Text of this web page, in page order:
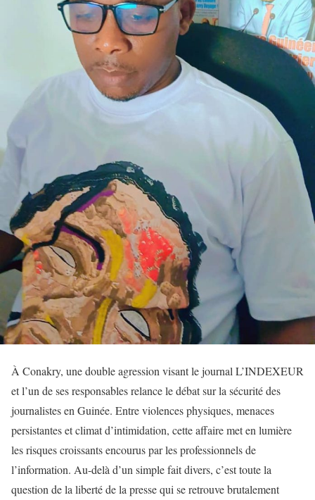
À Conakry, une double agression visant le journal L’INDEXEUR
et l’un de ses responsables relance le débat sur la sécurité des
journalistes en Guinée. Entre violences physiques, menaces
persistantes et climat d’intimidation, cette affaire met en lumière
les risques croissants encourus par les professionnels de
l’information. Au-delà d’un simple fait divers, c’est toute la
question de la liberté de la presse qui se retrouve brutalement